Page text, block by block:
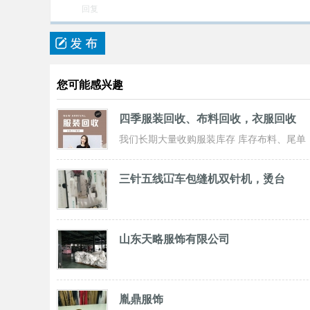
回复
您可能感兴趣
四季服装回收、布料回收，衣服回收
我们长期大量收购服装库存 库存布料、尾单
服装，专业诚信共赢， 实力雄厚 ！ 长期面
三针五线冚车包缝机双针机，烫台
山东天略服饰有限公司
胤鼎服饰